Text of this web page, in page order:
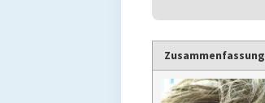
Zusammenfassung